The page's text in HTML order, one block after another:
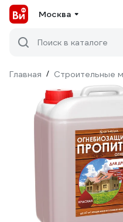
Москва
Поиск в каталоге
Главная / Строительные